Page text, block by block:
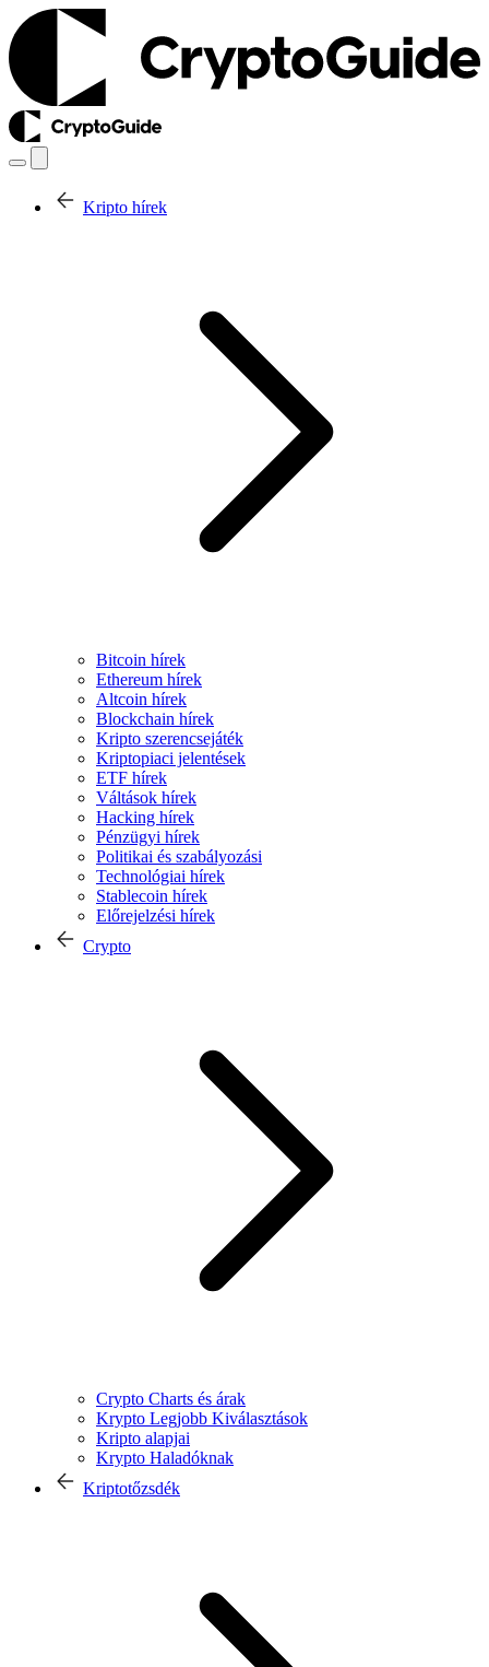
Kripto hírek
Bitcoin hírek
Ethereum hírek
Altcoin hírek
Blockchain hírek
Kripto szerencsejáték
Kriptopiaci jelentések
ETF hírek
Váltások hírek
Hacking hírek
Pénzügyi hírek
Politikai és szabályozási
Technológiai hírek
Stablecoin hírek
Előrejelzési hírek
Crypto
Crypto Charts és árak
Krypto Legjobb Kiválasztások
Kripto alapjai
Krypto Haladóknak
Kriptotőzsdék